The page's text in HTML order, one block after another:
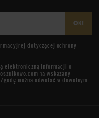
OK!
dotyczącej ochrony
elektroniczną informacji o
na wskazany
można odwołać w dowolnym